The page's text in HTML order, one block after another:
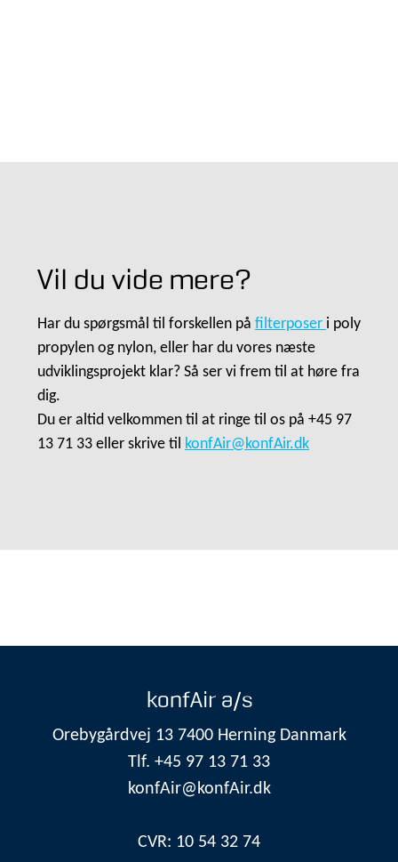
Vil du vide mere?
Har du spørgsmål til forskellen på filterposer i poly
propylen og nylon, eller har du vores næste
udviklingsprojekt klar? Så ser vi frem til at høre fra
dig.
Du er altid velkommen til at ringe til os på +45 97
13 71 33 eller skrive til konfAir@konfAir.dk
konfAir a/s
Orebygårdvej 13 7400 Herning Danmark
Tlf. +45 97 13 71 33
konfAir@konfAir.dk
CVR: 10 54 32 74